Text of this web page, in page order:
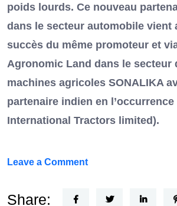
poids lourds. Ce nouveau
dans le secteur automobile vient
succès du même promoteur et
Agronomic Land dans le secteur
machines agricoles SONALIKA
partenaire indien en l’occurrence
International Tractors limited).
Leave a Commenton
Nouvel
Share: